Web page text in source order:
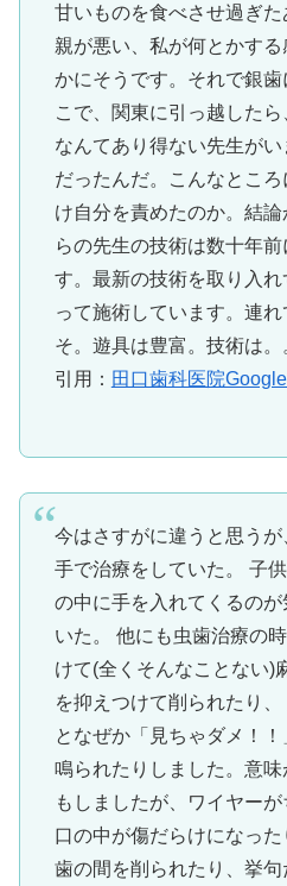
甘いものを食べさせ過ぎ
親が悪い、私が何とかす
かにそうです。それで銀
こで、関東に引っ越した
なんてあり得ない先生が
だったんだ。こんなとこ
け自分を責めたのか。結
らの先生の技術は数十年
す。最新の技術を取り入
って施術しています。連
そ。遊具は豊富。技術は。
引用： 田口歯科医院
今はさすがに違うと思う
手で治療をしていた。 子
の中に手を入れてくるの
いた。 他にも虫歯治療の
けて(全くそんなことない)
を抑えつけて削られたり
となぜか「見ちゃダメ！
鳴られたりしました。意
もしましたが、ワイヤー
口の中が傷だらけになっ
歯の間を削られたり、挙